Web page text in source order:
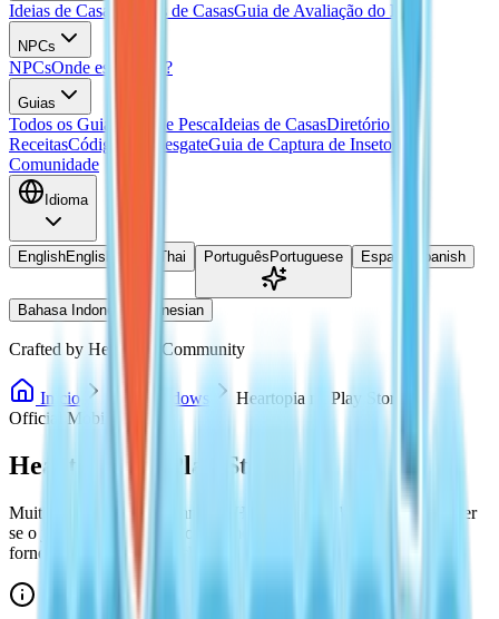
Ideias de Casas Plantas de CasasGuia de Avaliação do Lar
NPCs
NPCsOnde está Doris?
Guias
Todos os Guias Guia de PescaIdeias de CasasDiretório de
ReceitasCódigos de ResgateGuia de Captura de Insetos
Comunidade
Idioma
EnglishEnglish Thai Português Portuguese Español Spanish
Bahasa Indonesia Indonesian
Crafted by Heartopia Community
Início PC / Windows
Heartopia na Play Store
Official Mobile
Heartopia na Play Store
Muitos jogadores procuram por Heartopia na Play Store para saber
se o jogo está disponível oficialmente para Android. Esta página
fornece uma visão geral clara.